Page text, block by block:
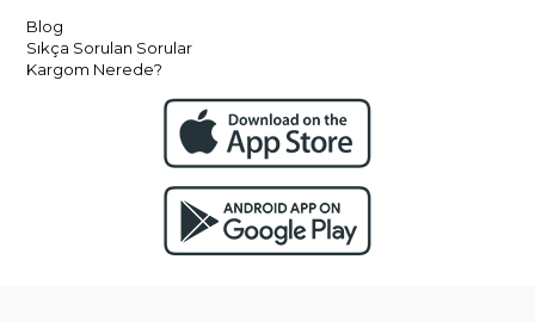
Blog
Sıkça Sorulan Sorular
Kargom Nerede?